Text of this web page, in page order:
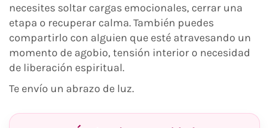
necesites soltar cargas emocionales, cerrar una
etapa o recuperar calma. También puedes
compartirlo con alguien que esté atravesando un
momento de agobio, tensión interior o necesidad
de liberación espiritual.
Te envío un abrazo de luz.